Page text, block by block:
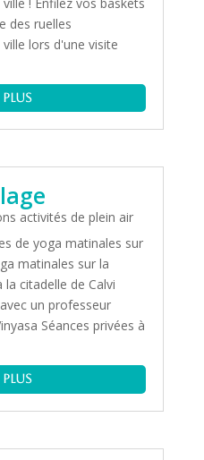
des ruelles
lors d'une visite
activités de plein air
de yoga matinales sur
matinales sur la
citadelle de Calvi
un professeur
Séances privées à